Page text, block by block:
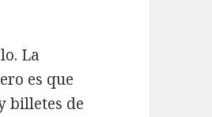
La
es que
billetes de